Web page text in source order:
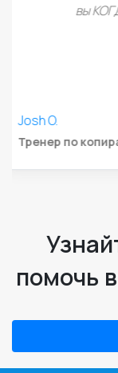
зрителям не
John Whitford
помочь